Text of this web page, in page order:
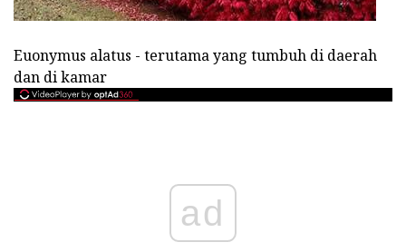
Euonymus alatus - terutama yang tumbuh di daerah
dan di kamar
ad